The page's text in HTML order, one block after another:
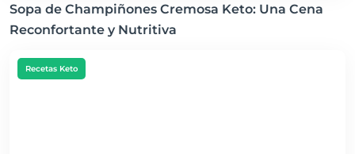
Sopa de Champiñones Cremosa Keto: Una Cena
Reconfortante y Nutritiva
Recetas Keto